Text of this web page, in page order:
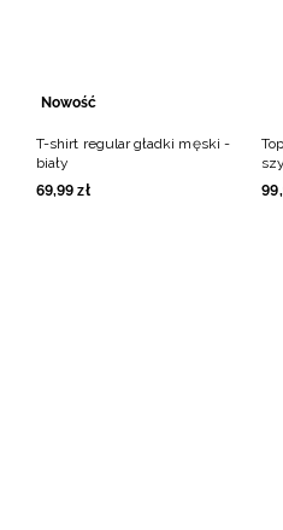
Nowość
T-shirt regular gładki męski -
biały
69,99 zł 99,
NOWA KOLEKCJA
4F | DRIFT
Odkryj kolekcję Dowiedz